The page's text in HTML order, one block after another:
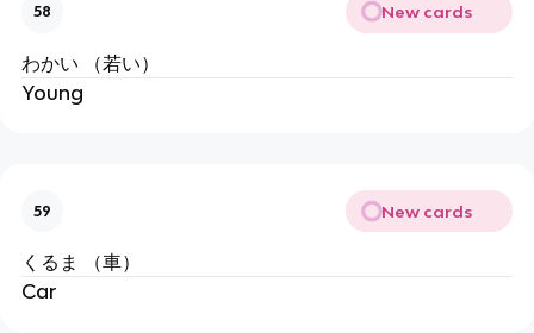
58 New cards
わかい （若い）
Young
59 New cards
くるま （車）
Car